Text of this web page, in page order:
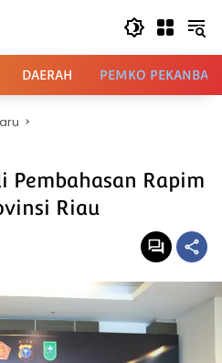
DAERAH PEMKO
Pembahasan Rapim
Riau